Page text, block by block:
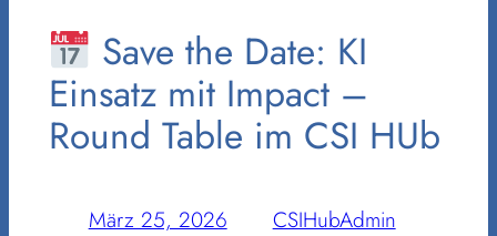
Save the Date: KI
Einsatz mit Impact –
Round Table im CSI HUb
März 25, 2026 CSIHubAdmin